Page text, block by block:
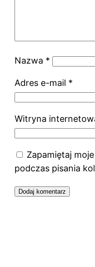
Nazwa *
Adres e-mail *
Witryna
Zapamiętaj
podczas pisania